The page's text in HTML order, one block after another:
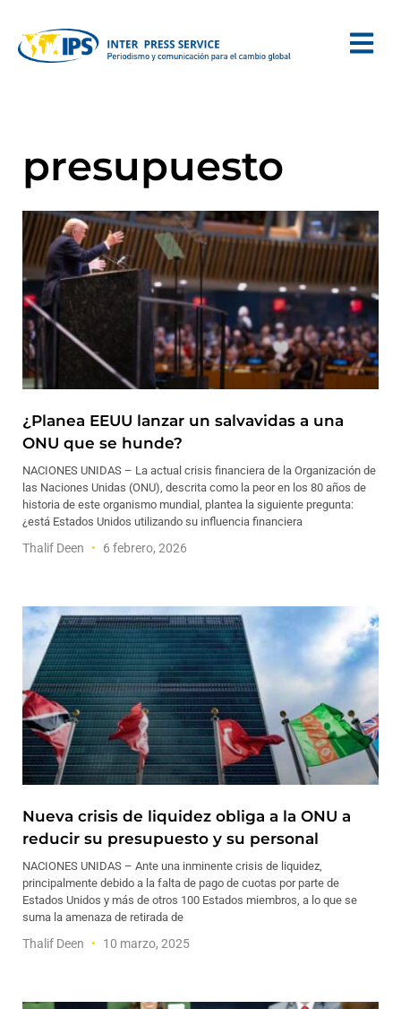
presupuesto
¿Planea EEUU lanzar un salvavidas a una
ONU que se hunde?
NACIONES UNIDAS – La actual crisis financiera de la Organización de
las Naciones Unidas (ONU), descrita como la peor en los 80 años de
historia de este organismo mundial, plantea la siguiente pregunta:
¿está Estados Unidos utilizando su influencia financiera
Thalif Deen 6 febrero, 2026
Nueva crisis de liquidez obliga a la ONU a
reducir su presupuesto y su personal
NACIONES UNIDAS – Ante una inminente crisis de liquidez,
principalmente debido a la falta de pago de cuotas por parte de
Estados Unidos y más de otros 100 Estados miembros, a lo que se
suma la amenaza de retirada de
Thalif Deen 10 marzo, 2025